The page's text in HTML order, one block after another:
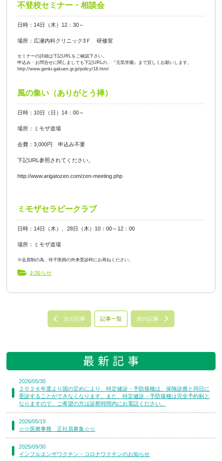
不登校セミナー・相談会
日時：14日（木）12：30～
場所：広瀬内科クリニック3Ｆ 研修室
セミナーの詳細は下記URLをご確認下さい。
申込み・お問合せに関しましても下記URLの、『元気学園』まで宜しくお願いします。
http://www.genki-gakuen.gr.jp/policy/18.html
風の集い（ありがとう禅）
日時：10日（日）14：00～
場所：ミモザ道場
会費：3,000円 申込み不要
下記URL参照されてください。
http://www.arigatozen.com/zen-meeting.php
ミモザセラピークラブ
日時：14日（木）、28日（木）10：00～12：00
場所：ミモザ道場
※会員制の為、玲子医師の外来受診時にお尋ねください。
お知らせ
次の記事 記事一覧 前の記事
2026/05/30
２０２６年度より国の定めにより、特定健診・予防接種は、保険診療と同日に
受診することができなくなります。また、特定健診・予防接種は完全予約制と
なりますので、ご希望の方は診察時間内にお電話ください。
2026/05/19
☆☆医療事務 正社員募集☆☆
2025/09/30
インフルエンザワクチン・コロナワクチンのお知らせ